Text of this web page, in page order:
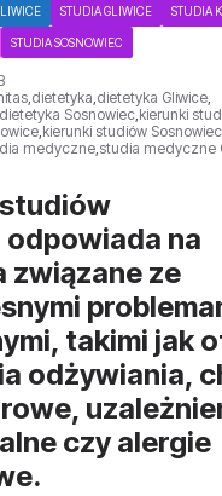
STUDIA GLIWICE STUDIA
STUDIA SOSNOWIEC
,dietetyka,dietetyka Gliwice,
dietetyka Sosnowiec,kierunki
,kierunki studiów Sosnowiec
medyczne,studia medyczne
na
związane ze
takimi jak
odżywiania,
czy alergie